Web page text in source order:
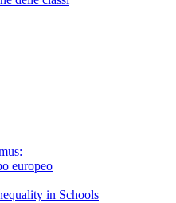
europeo
in Schools